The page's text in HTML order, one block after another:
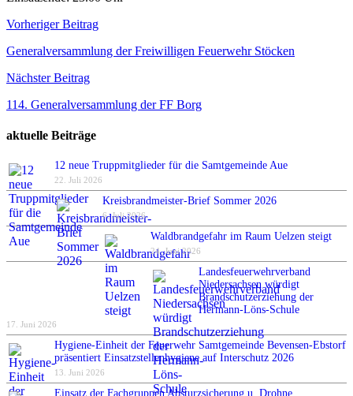
Beitragsnavigation
Vorheriger Beitrag
Generalversammlung der Freiwilligen Feuerwehr Stöcken
Nächster Beitrag
114. Generalversammlung der FF Borg
aktuelle Beiträge
12 neue Truppmitglieder für die Samtgemeinde Aue
22. Juli 2026
Kreisbrandmeister-Brief Sommer 2026
6. Juli 2026
Waldbrandgefahr im Raum Uelzen steigt
24. Juni 2026
Landesfeuerwehrverband
Niedersachsen würdigt
Brandschutzerziehung der
Hermann-Löns-Schule
17. Juni 2026
Hygiene-Einheit der Feuerwehr Samtgemeinde Bevensen-Ebstorf
präsentiert Einsatzstellenhygiene auf Interschutz 2026
13. Juni 2026
Einsatz der Fachgruppen Absturzsicherung u. Drohne